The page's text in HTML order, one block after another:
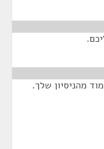
מהניסיון שלך.